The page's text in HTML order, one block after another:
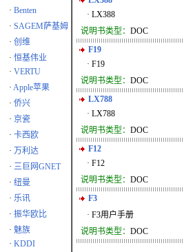
· Benten
· SAGEM萨基姆
· 创维
· 恒基伟业
· VERTU
· Apple苹果
· 侨兴
· 京瓷
· 卡西欧
· 万利达
· 三巨网GNET
· 纽曼
· 乐讯
· 振华欧比
· 魅族
· KDDI
· LX388
说明书类型： DOC
F19
· F19
说明书类型： DOC
LX788
· LX788
说明书类型： DOC
F12
· F12
说明书类型： DOC
F3
· F3用户手册
说明书类型： DOC